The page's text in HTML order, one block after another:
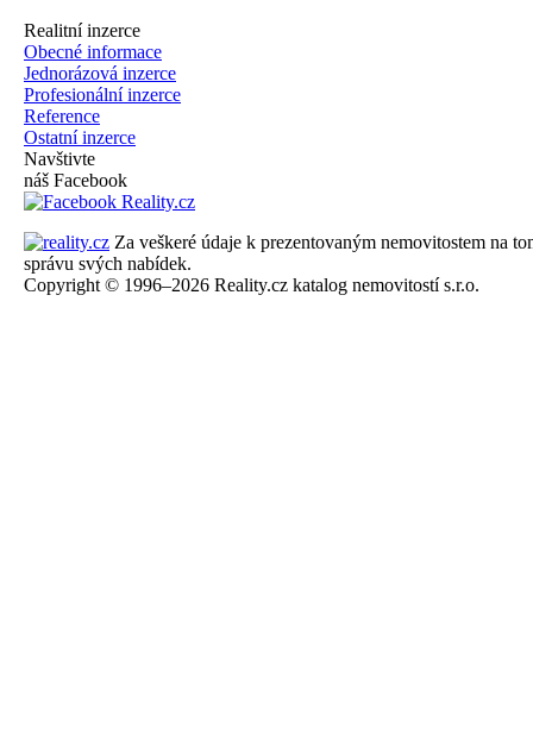
Realitní inzerce
Obecné informace
Jednorázová inzerce
Profesionální inzerce
Reference
Ostatní inzerce
Navštivte
náš Facebook
Za veškeré údaje k prezentovaným nemovitostem na
správu svých nabídek.
Copyright © 1996–2026 Reality.cz katalog nemovitostí s.r.o.